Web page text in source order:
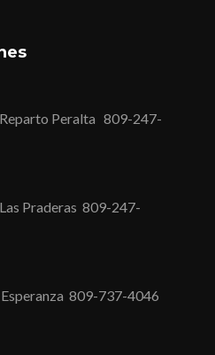
Peralta 809-247-
Praderas 809-247-
809-737-4046